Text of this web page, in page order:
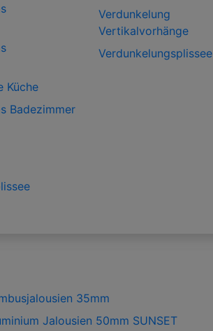
Küche
Badezimmer
Verdunkelung
Vertikalvorhänge
Verdunkelungsplissee
35mm
Jalousien 50mm SUNSET